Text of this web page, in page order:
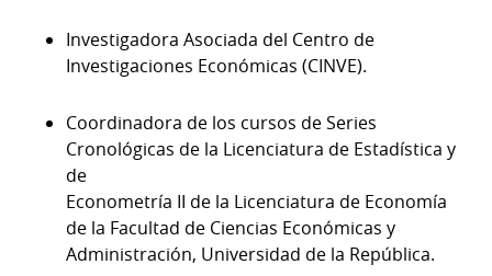
Investigadora Asociada del Centro de
Investigaciones Económicas (CINVE).
Coordinadora de los cursos de Series
Cronológicas de la Licenciatura de Estadística y
de
Econometría II de la Licenciatura de Economía
de la Facultad de Ciencias Económicas y
Administración, Universidad de la República.